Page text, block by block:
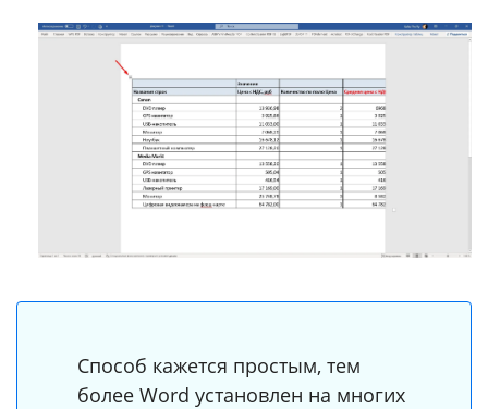
Способ кажется простым, тем
более Word установлен на многих